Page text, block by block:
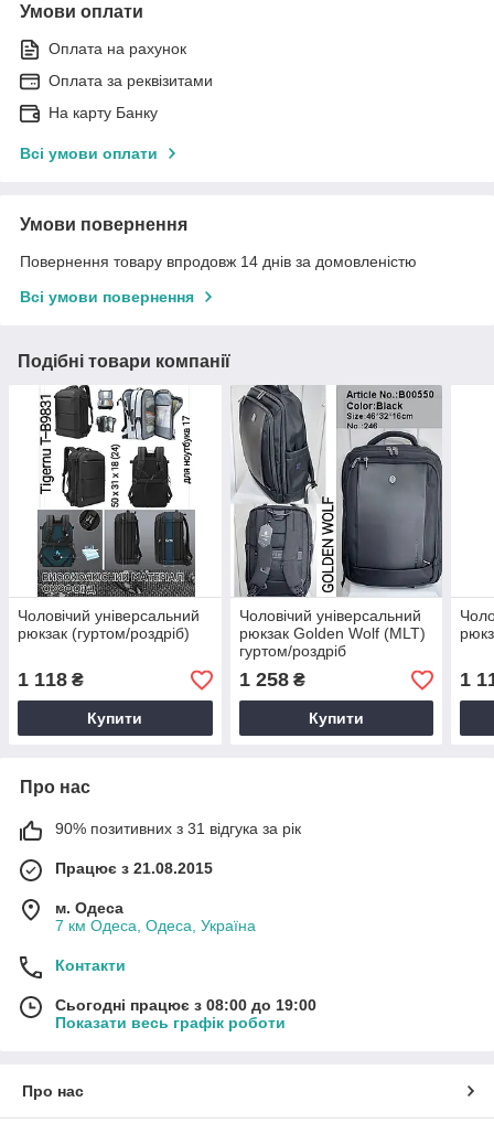
Умови оплати
Оплата на рахунок
Оплата за реквізитами
На карту Банку
Всі умови оплати
Умови повернення
Повернення товару впродовж 14 днів за домовленістю
Всі умови повернення
Подібні товари компанії
Чоловічий універсальний
рюкзак (гуртом/роздріб)
1 118 ₴
Купити
Чоловічий універсальний
рюкзак Golden Wolf (MLT)
гуртом/роздріб
1 258₴
Купити
1
Про нас
90% позитивних з 31 відгука за рік
Працює з 21.08.2015
м. Одеса
7 км Одеса, Одеса, Україна
Контакти
Сьогодні працює з 08:00 до 19:00
Показати весь графік роботи
Про нас